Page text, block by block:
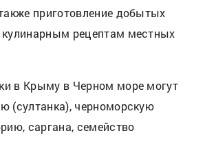
приготовление добытых
рецептам местных
в Крыму в Черном море могут
(султанка), черноморскую
саргана, семейство